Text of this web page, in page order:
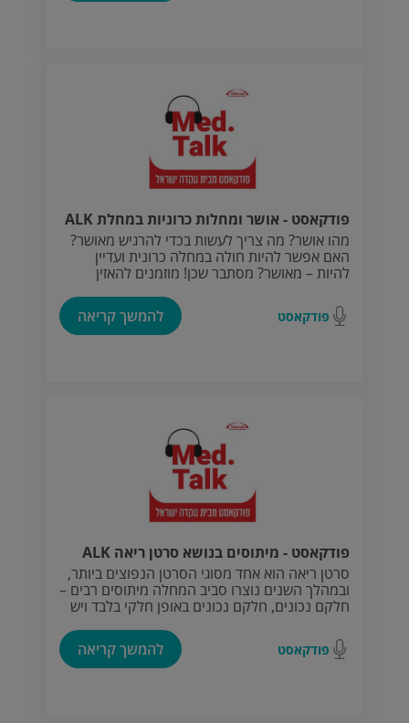
פודקאסט - אושר ומחלות כרוניות במחלת ALK
מהו אושר? מה צריך לעשות בכדי להרגיש מאושר?
האם אפשר להיות חולה במחלה כרונית ועדיין
להיות – מאושר? מסתבר שכן! מוזמנים להאזין
חיובית ובעלת הפודקאסט "חושבים טוב"
פודקאסט להמשך קריאה
פודקאסט - מיתוסים בנושא סרטן ריאה ALK
סרטן ריאה הוא אחד מסוגי הסרטן הנפוצים ביותר,
ובמהלך השנים נוצרו סביב המחלה מיתוסים רבים –
חלקם נכונים, חלקם נכונים באופן חלקי בלבד ויש
דר' סיון שמאי, מנהלת שירות אונקולוגיה של
הריאות וסרקומה, מרכז רפואי "איכילוב", ינסו
לעשות לכן.ם סדר בכל הקשור למיתוסים ולתת
פודקאסט להמשך קריאה